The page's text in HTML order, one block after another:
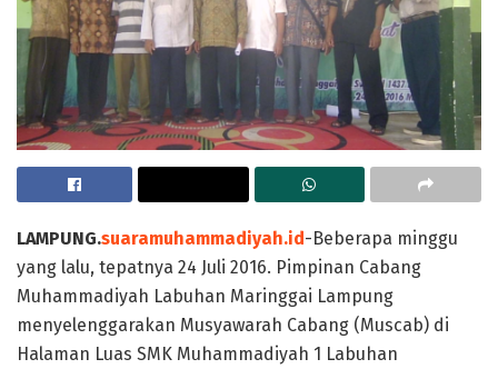
LAMPUNG.suaramuhammadiyah.id-Beberapa minggu
yang lalu, tepatnya 24 Juli 2016. Pimpinan Cabang
Muhammadiyah Labuhan Maringgai Lampung
menyelenggarakan Musyawarah Cabang (Muscab) di
Halaman Luas SMK Muhammadiyah 1 Labuhan